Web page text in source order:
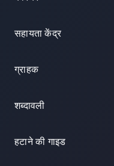
सहायता केंद्र
ग्राहक
शब्दावली
हटाने की गाइड